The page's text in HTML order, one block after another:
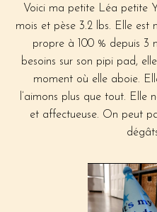
Voici ma petite Léa petite
mois et pèse 3.2 lbs. Elle est
propre à 100 % depuis 3
besoins sur son pipi pad,
moment où elle aboie.
l’aimons plus que tout. Elle
et affectueuse. On peut